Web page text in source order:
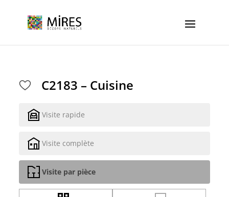
C2183 – Cuisine
Visite rapide
Visite complète
Visite par pièce